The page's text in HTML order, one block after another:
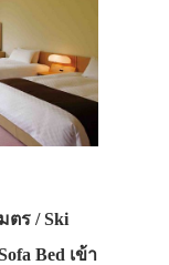
ตร / Ski
Bed เข้า